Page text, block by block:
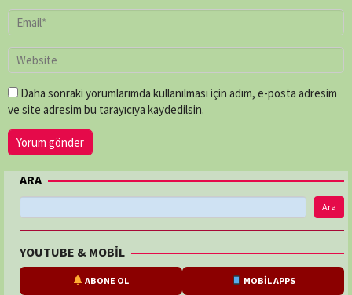
Daha sonraki yorumlarımda kullanılması için adım, e-posta adresim
ve site adresim bu tarayıcıya kaydedilsin.
ARA
Ara
YOUTUBE & MOBİL
ABONE OL MOBİL APPS